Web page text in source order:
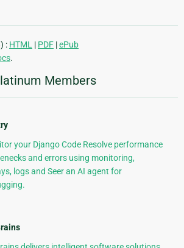
: HTML | PDF |ePub
.
Members
your Django Code Resolve performance
and errors using monitoring,
logs and Seer an AI agent for